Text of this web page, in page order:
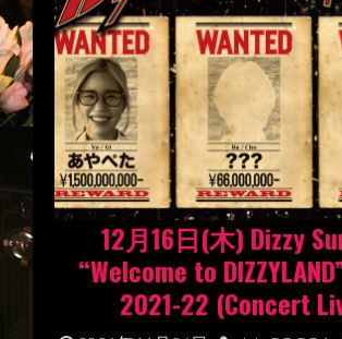
12月16日(木) Dizzy
“Welcome to
2021-22 (Concert